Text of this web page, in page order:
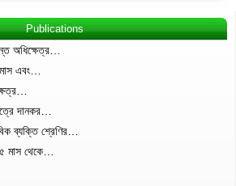
Publications
অধিক্ষেত্র…
এবং…
দানকর…
ব্যক্তি শ্রেণির…
মাস থেকে…